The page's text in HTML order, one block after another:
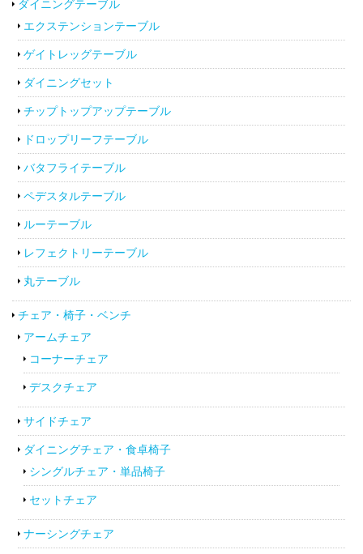
ダイニングテーブル
エクステンションテーブル
ゲイトレッグテーブル
ダイニングセット
チップトップアップテーブル
ドロップリーフテーブル
バタフライテーブル
ペデスタルテーブル
ルーテーブル
レフェクトリーテーブル
丸テーブル
チェア・椅子・ベンチ
アームチェア
コーナーチェア
デスクチェア
サイドチェア
ダイニングチェア・食卓椅子
シングルチェア・単品椅子
セットチェア
ナーシングチェア